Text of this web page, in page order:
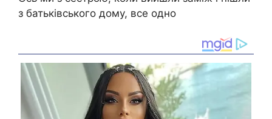
з батьківського дому, все одно